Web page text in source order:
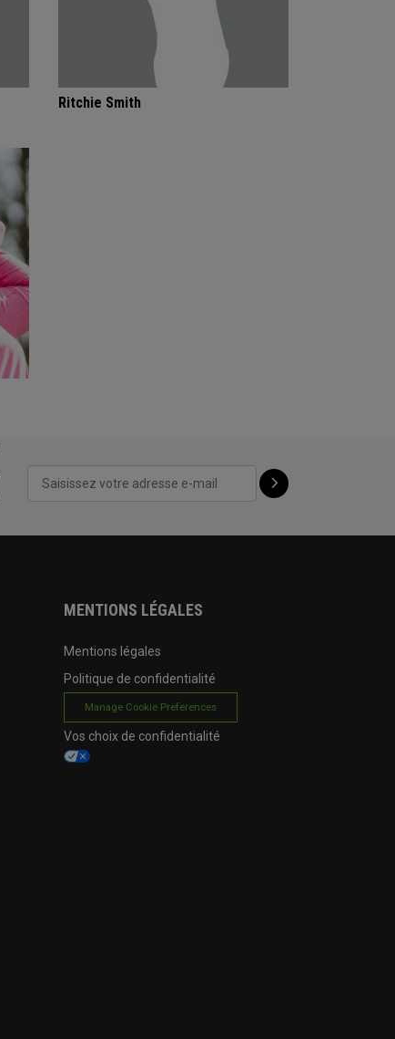
Ritchie Smith
MENTIONS LÉGALES
Mentions légales
Politique de confidentialité
Manage Cookie Preferences
Vos choix de confidentialité